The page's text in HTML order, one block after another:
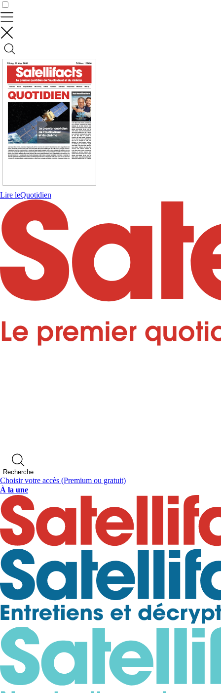
Lire leQuotidien
Recherche
Choisir votre accès (Premium ou gratuit)
À la une
Contrôler vos données